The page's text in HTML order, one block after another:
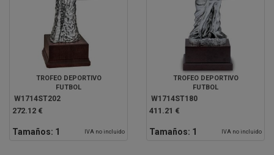
TROFEO DEPORTIVO
FUTBOL
W1714ST202
272.12 €
Tamaños: 1 IVA no incluido
TROFEO DEPORTIVO
FUTBOL
W1714ST180
411.21 €
Tamaños: 1 IVA no incluido